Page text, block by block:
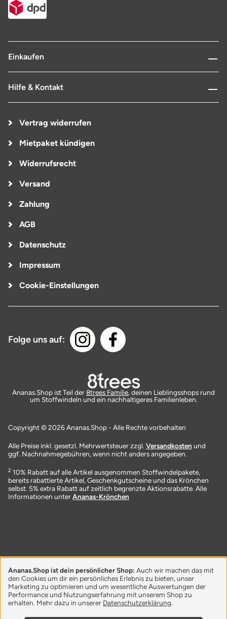
Einkaufen
Hilfe & Kontakt
Vertrag widerrufen
Mietpaket kündigen
Widerrufsrecht
Versand
Zahlung
AGB
Datenschutz
Impressum
Cookie-Einstellungen
Folge uns auf:
Ananas.Shop ist Teil der8trees Familie, deinen Lieblingsshops rund
um Stoffwindeln und ein nachhaltigeres Familienleben.
Copyright © 2026 Ananas.Shop - Alle Rechte vorbehalten
Alle Preise inkl. gesetzl. Mehrwertsteuer zzgl. Versandkosten und
ggf. Nachnahmegebühren, wenn nicht anders angegeben.
2 10% Rabatt auf alle Artikel ausgenommen Stoffwindelpakete,
bereits rabattierte Artikel, Geschenkgutscheine und das Krönchen
selbst. 5% extra Rabatt auf zeitlich begrenzte Aktionsrabatte. Alle
Informationen unterAnanas-Krönchen
Ananas.Shop ist dein persönlicher Shop: Auch wir machen das mit
den Cookies um dir ein persönliches Erlebnis zu bieten, unser
Marketing zu optimieren und um wesentliche Auswertungen der
Performance und Nutzungserfahrung mit unserem Shop zu
erhalten. Mehr dazu in unserer Datenschutzerklärung.